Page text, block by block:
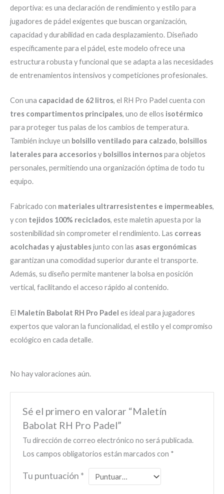
deportiva: es una declaración de rendimiento y estilo para
jugadores de pádel exigentes que buscan organización,
capacidad y durabilidad en cada desplazamiento. Diseñado
específicamente para el pádel, este modelo ofrece una
estructura robusta y funcional que se adapta a las necesidades
de entrenamientos intensivos y competiciones profesionales.
Con una capacidad de 62 litros, el RH Pro Padel cuenta con
tres compartimentos principales, uno de ellos isotérmico
para proteger tus palas de los cambios de temperatura.
También incluye un bolsillo ventilado para calzado, bolsillos
laterales para accesoriosy bolsillos internospara objetos
personales, permitiendo una organización óptima de todo tu
equipo.
Fabricado con materiales ultrarresistentes e impermeables,
y con tejidos 100% reciclados, este maletín apuesta por la
sostenibilidad sin comprometer el rendimiento. Las correas
acolchadas y ajustablesjunto con las asas ergonómicas
garantizan una comodidad superior durante el transporte.
Además, su diseño permite mantener la bolsa en posición
vertical, facilitando el acceso rápido al contenido.
El Maletín Babolat RH Pro Padel es ideal para jugadores
expertos que valoran la funcionalidad, el estilo y el compromiso
ecológico en cada detalle.
No hay valoraciones aún.
Sé el primero en valorar “Maletín
Babolat RH Pro Padel”
Tu dirección de correo electrónico no será publicada.
Los campos obligatorios están marcados con *
Tu puntuación *